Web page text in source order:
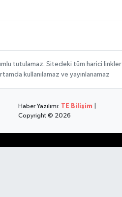
tutulamaz. Sitedeki tüm harici linkler
kullanılamaz ve yayınlanamaz
Haber Yazılımı: TE Bilişim
Copyright © 2026